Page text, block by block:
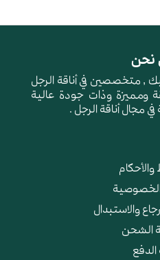
متخصصين في أناقة الرجل
ومميزة وذات جودة عالية
مجال أناقة الرجل .
والاستبدال
الشحن
الدفع